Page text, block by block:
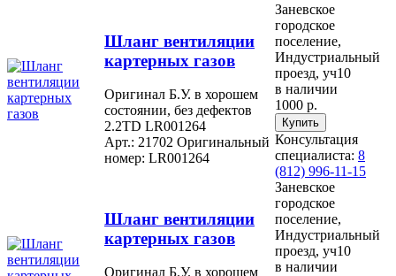
Шланг вентиляции
картерных газов
Оригинал Б.У. в хорошем
состоянии, без дефектов
2.2TD LR001264
Арт.: 21702 Оригинальный
номер: LR001264
Заневское
городское
поселение,
Индустриальный
проезд, уч10
в наличии
1000 р.
Консультация
специалиста: 8
(812) 996-11-15
Шланг вентиляции
картерных газов
Оригинал Б.У. в хорошем
Заневское
городское
поселение,
Индустриальный
проезд, уч10
в наличии